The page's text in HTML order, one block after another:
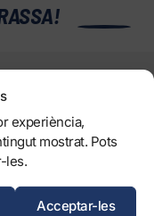
experiència,
mostrat. Pots
les.
Acceptar-les